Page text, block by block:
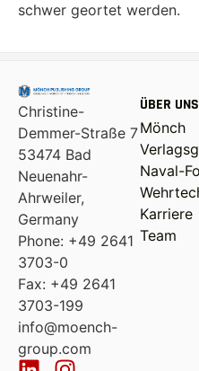
schwer geortet werden.
Christine-
Demmer-Straße 7
53474 Bad
Neuenahr-
Ahrweiler,
Germany
Phone: +49 2641
3703-0
Fax: +49 2641
3703-199
info@moench-
group.com
ÜBER UNS
Mönch
Naval-
Karriere
Team